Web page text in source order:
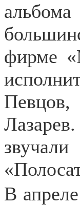
фирме
В